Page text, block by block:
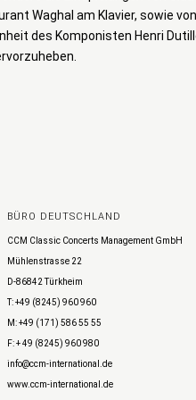
Waghal am Klavier, sowie von
des Komponisten Henri
BÜRO DEUTSCHLAND
CCM Classic Concerts Management GmbH
Mühlenstrasse 22
D-86842 Türkheim
T: +49 (8245) 960 960
M: +49 (171) 586 55 55
F: + 49 (8245) 960 980
info@ccm-international.de
www.ccm-international.de